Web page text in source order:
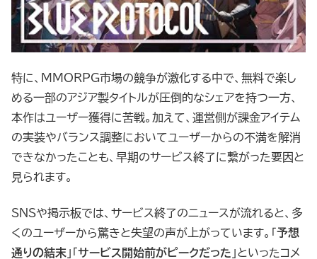
特に、MMORPG市場の競争が激化する中で、無料で楽し
める一部のアジア製タイトルが圧倒的なシェアを持つ一方、
本作はユーザー獲得に苦戦。加えて、運営側が課金アイテム
の実装やバランス調整においてユーザーからの不満を解消
できなかったことも、早期のサービス終了に繋がった要因と
見られます。
SNSや掲示板では、サービス終了のニュースが流れると、多
くのユーザーから驚きと失望の声が上がっています。「 予想
通りの結末 」「 サービス開始前がピークだった 」といったコメ